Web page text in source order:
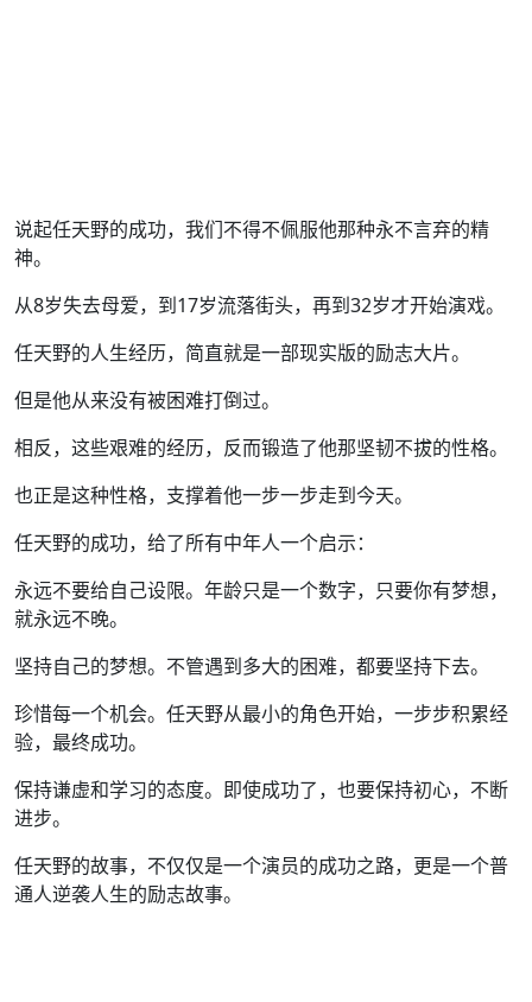
说起任天野的成功，我们不得不佩服他那种永不言弃的精
神。
从8岁失去母爱，到17岁流落街头，再到32岁才开始演戏。
任天野的人生经历，简直就是一部现实版的励志大片。
但是他从来没有被困难打倒过。
相反，这些艰难的经历，反而锻造了他那坚韧不拔的性格。
也正是这种性格，支撑着他一步一步走到今天。
任天野的成功，给了所有中年人一个启示：
永远不要给自己设限。年龄只是一个数字，只要你有梦想，
就永远不晚。
坚持自己的梦想。不管遇到多大的困难，都要坚持下去。
珍惜每一个机会。任天野从最小的角色开始，一步步积累经
验，最终成功。
保持谦虚和学习的态度。即使成功了，也要保持初心，不断
进步。
任天野的故事，不仅仅是一个演员的成功之路，更是一个普
通人逆袭人生的励志故事。